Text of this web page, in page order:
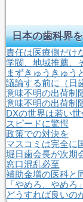
日本の歯科界
責任は医療側だけ
学閥、地域推薦、
まずきゅうきゅう
議論する前に（日
意味不明の出荷制
意味不明の出荷制
DXの世界は若い
スピードに驚愕
政策での対決を
マスコミは完全に
堀日歯会長が次期
窓口混乱必至
補助金増の医科と
「やめろ、やめ
どうすれば良いの